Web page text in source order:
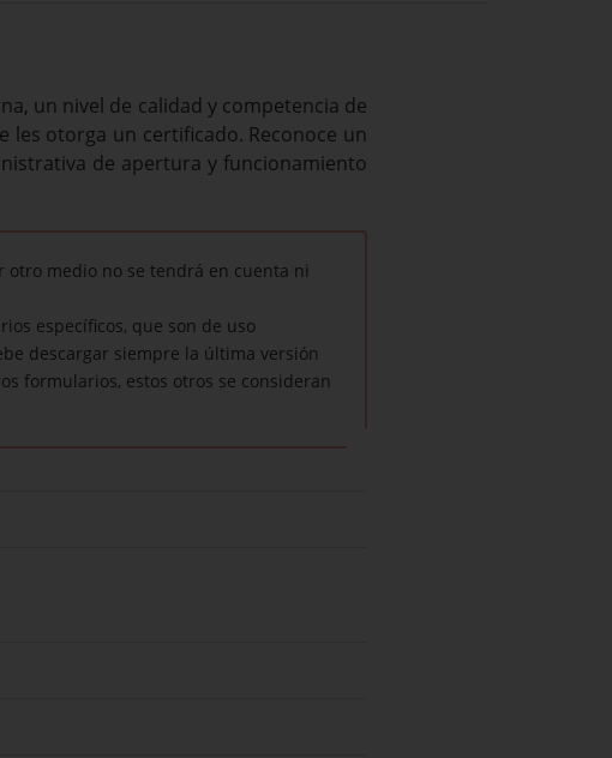
un nivel de calidad y competencia de
les otorga un certificado. Reconoce un
de apertura y funcionamiento
medio no se tendrá en cuenta ni
específicos, que son de uso
descargar siempre la última versión
formularios, estos otros se consideran